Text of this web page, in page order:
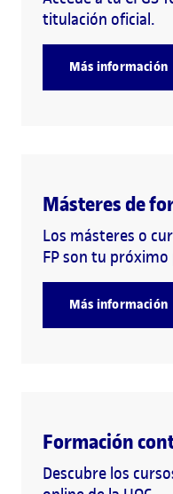
titulación oficial.
Más información
Másteres de
Los másteres o
FP son tu
Más información
Formación
Descubre los